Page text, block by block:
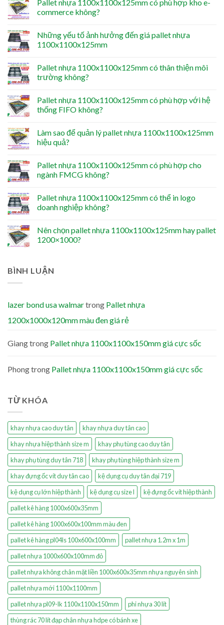
Pallet nhựa 1100x1100x125mm có phù hợp kho e-
commerce không?
Những yếu tố ảnh hưởng đến giá pallet nhựa
1100x1100x125mm
Pallet nhựa 1100x1100x125mm có thân thiện môi
trường không?
Pallet nhựa 1100x1100x125mm có phù hợp với hệ
thống FIFO không?
Làm sao để quản lý pallet nhựa 1100x1100x125mm
hiệu quả?
Pallet nhựa 1100x1100x125mm có phù hợp cho
ngành FMCG không?
Pallet nhựa 1100x1100x125mm có thể in logo
doanh nghiệp không?
Nên chọn pallet nhựa 1100x1100x125mm hay pallet
1200×1000?
BÌNH LUẬN
lazer bond usa walmartrong Pallet nhựa
1200x1000x120mm màu đen giá rẻ
Giangtrong Pallet nhựa 1100x1100x150mm giá cực sốc
Phongtrong Pallet nhựa 1100x1100x150mm giá cực sốc
TỪ KHÓA
khay nhựa cao duy tân
khay nhựa duy tân cao
khay nhựa hiệp thành size m
khay phụ tùng cao duy tân
khay phụ tùng duy tân 718
khay phụ tùng hiệp thành size m
khay đựng ốc vít duy tân cao
kệ dụng cụ duy tân đại 719
kệ dụng cụ lớn hiệp thành
kệ dụng cụ size l
kệ đựng ốc vít hiệp thành
pallet kê hàng 1000x600x35mm
pallet kê hàng 1000x600x100mm màu đen
pallet kê hàng pl04ls 100x600x100mm
pallet nhựa 1.2m x 1m
pallet nhựa 1000x600x100mm đỏ
pallet nhựa không chân mặt liền 1000x600x35mm nhựa nguyên sinh
pallet nhựa mới 1100x1100mm
pallet nhựa pl09-lk 1100x1100x150mm
phi nhựa 30 lít
thùng rác 70 lít đạp chân nhựa hdpe có bánh xe